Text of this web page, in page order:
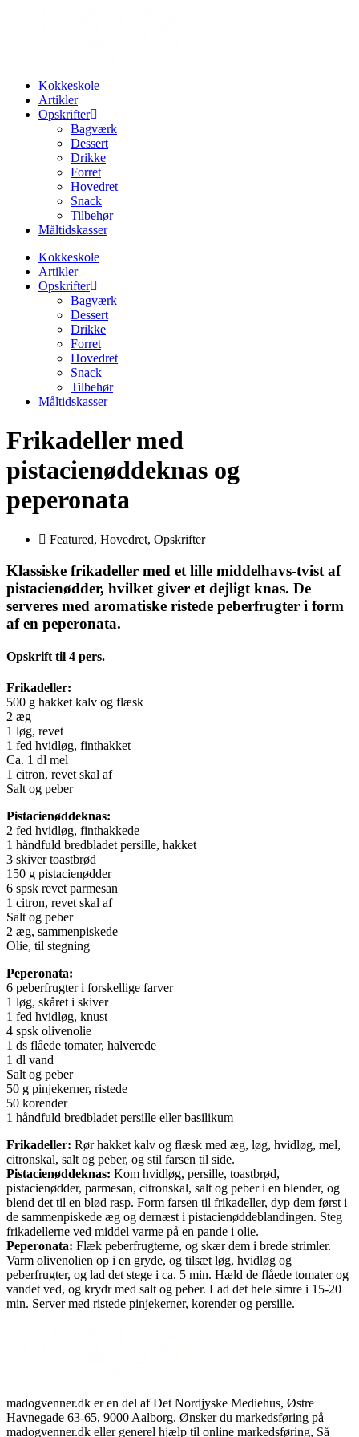
Kokkeskole
Artikler
Opskrifter
Bagværk
Dessert
Drikke
Forret
Hovedret
Snack
Tilbehør
Måltidskasser
Kokkeskole
Artikler
Opskrifter
Bagværk
Dessert
Drikke
Forret
Hovedret
Snack
Tilbehør
Måltidskasser
Frikadeller med
pistacienøddeknas og
peperonata
Featured, Hovedret, Opskrifter
Klassiske frikadeller med et lille middelhavs-tvist af
pistacienødder, hvilket giver et dejligt knas. De
serveres med aromatiske ristede peberfrugter i form
af en peperonata.
Opskrift til 4 pers.
Frikadeller:
500 g hakket kalv og flæsk
2 æg
1 løg, revet
1 fed hvidløg, finthakket
Ca. 1 dl mel
1 citron, revet skal af
Salt og peber
Pistacienøddeknas:
2 fed hvidløg, finthakkede
1 håndfuld bredbladet persille, hakket
3 skiver toastbrød
150 g pistacienødder
6 spsk revet parmesan
1 citron, revet skal af
Salt og peber
2 æg, sammenpiskede
Olie, til stegning
Peperonata:
6 peberfrugter i forskellige farver
1 løg, skåret i skiver
1 fed hvidløg, knust
4 spsk olivenolie
1 ds flåede tomater, halverede
1 dl vand
Salt og peber
50 g pinjekerner, ristede
50 korender
1 håndfuld bredbladet persille eller basilikum
Frikadeller: Rør hakket kalv og flæsk med æg, løg, hvidløg, mel,
citronskal, salt og peber, og stil farsen til side.
Pistacienøddeknas: Kom hvidløg, persille, toastbrød,
pistacienødder, parmesan, citronskal, salt og peber i en blender, og
blend det til en blød rasp. Form farsen til frikadeller, dyp dem først i
de sammenpiskede æg og dernæst i pistacienøddeblandingen. Steg
frikadellerne ved middel varme på en pande i olie.
Peperonata: Flæk peberfrugterne, og skær dem i brede strimler.
Varm olivenolien op i en gryde, og tilsæt løg, hvidløg og
peberfrugter, og lad det stege i ca. 5 min. Hæld de flåede tomater og
vandet ved, og krydr med salt og peber. Lad det hele simre i 15-20
min. Server med ristede pinjekerner, korender og persille.
madogvenner.dk er en del af Det Nordjyske Mediehus, Østre
Havnegade 63-65, 9000 Aalborg. Ønsker du markedsføring på
madogvenner.dk eller generel hjælp til online markedsføring, Så